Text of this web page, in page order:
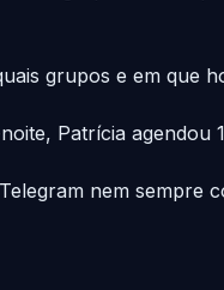
grupos e em
Patrícia
nem sempre